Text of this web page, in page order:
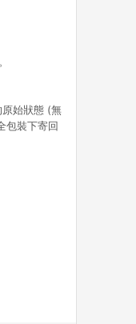
原始狀態 (無
包裝下寄回